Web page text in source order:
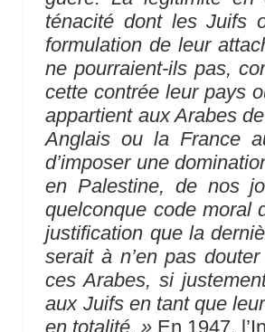
ténacité dont les Juifs
formulation de leur
ne pourraient-ils pas,
cette contrée leur pays
appartient aux Arabes
Anglais ou la France
d’imposer une
en Palestine, de nos
quelconque code moral
justification que la
serait à n’en pas
ces Arabes, si
aux Juifs en tant que
en totalité. » En 1947,